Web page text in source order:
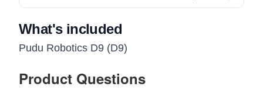
What's included
Pudu Robotics D9 (D9)
Product Questions